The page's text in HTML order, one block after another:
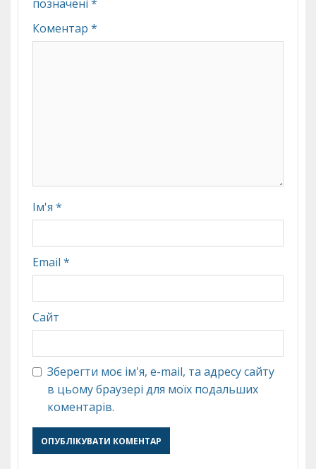
позначені *
Коментар *
Ім'я *
Email *
Сайт
Зберегти моє ім'я, e-mail, та адресу сайту
в цьому браузері для моїх подальших
коментарів.